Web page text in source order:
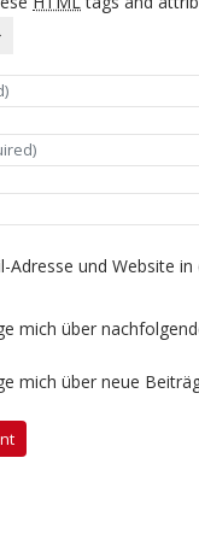
Adresse und Website
mich über
mich über neue